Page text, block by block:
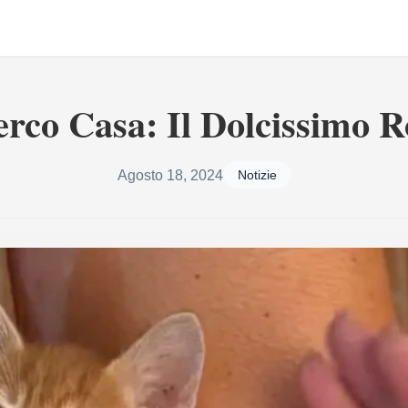
Casa: Il Dolcissimo
Agosto 18, 2024 Notizie